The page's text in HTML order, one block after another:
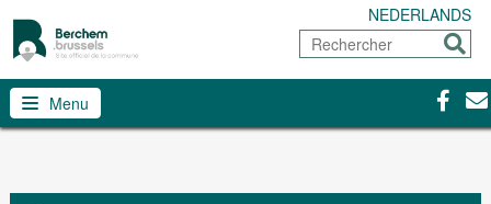
NEDERLANDS
Rechercher
Menu